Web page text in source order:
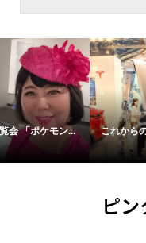
これからの時代の主役が電気
ピ